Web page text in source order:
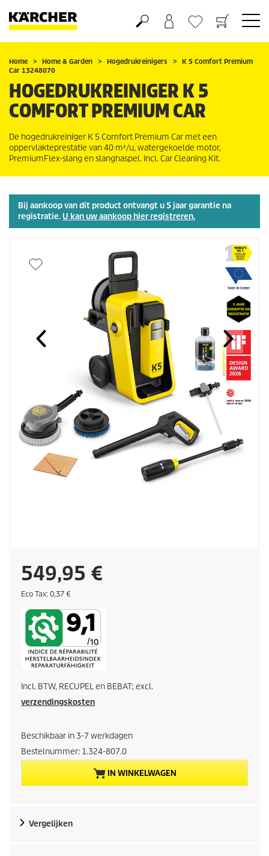
Boodschappenmandje
Verlanglijstje
Home Home & Garden Hogedrukreinigers
K 5 Comfort Premium
Car 13248070
HOGEDRUKREINIGER K 5
COMFORT PREMIUM CAR
De hogedrukreiniger K 5 Comfort Premium Car met een
oppervlakteprestatie van 40 m²/u, watergekoelde motor,
PremiumFlex-slang en slanghaspel. Incl. Car Cleaning Kit.
Bij aankoop van dit product ontvangt u 5 jaar garantie na
registratie.U kan uw aankoop hier registreren.
H
u
i
d
g
p
r
d
549,95 €
E
Eco Tax: 0,37 €
Incl. BTW, RECUPEL en BEBAT; excl.
verzendingskosten
Beschikbaar in 3-7 werkdagen
Bestelnummer: 1.324-807.0
IN WINKELWAGEN
Vergelijken